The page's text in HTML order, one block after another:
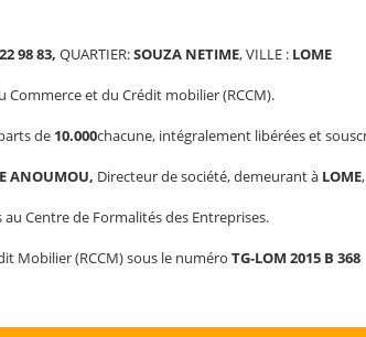
98 83, QUARTIER:SOUZA NETIME, VILLE : LOME
et du Crédit mobilier (RCCM).
de 10.000chacune, intégralement libérées et
ANOUMOU, Directeur de société, demeurant à LOME
Centre de Formalités des Entreprises.
Mobilier (RCCM) sous le numéro TG-LOM 2015 B 368